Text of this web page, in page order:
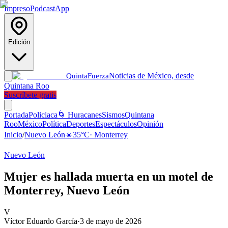
ImpresoPodcastApp
Edición
QuintaFuerzaNoticias de México, desde
Quintana Roo
Suscríbete gratis
PortadaPoliciaca 🌀 HuracanesSismosQuintana
RooMéxicoPolíticaDeportesEspectáculosOpinión
Inicio/Nuevo León☀️35°C· Monterrey
Nuevo León
Mujer es hallada muerta en un motel de
Monterrey, Nuevo León
V
Víctor Eduardo García·3 de mayo de 2026